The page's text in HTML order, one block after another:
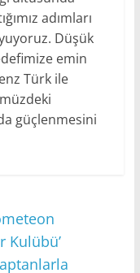
adımları
Düşük
emin
Türk ile
güçlenmesini
Kulübü’